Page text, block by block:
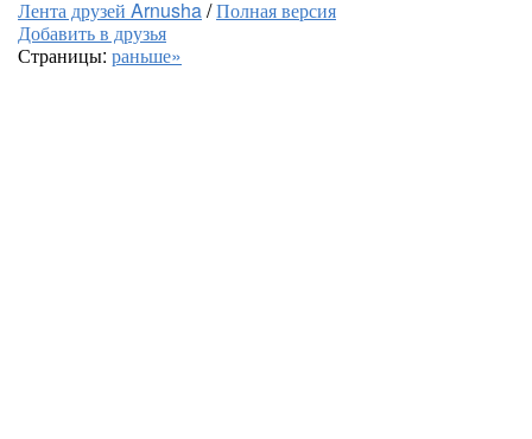
Лента друзей Arnusha/Полная версия
Добавить в друзья
Страницы: раньше»